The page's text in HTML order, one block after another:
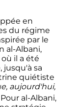
en
du régime
par le
al-Albani,
il a été
jusqu'à sa
quiétiste
aujourd'hui,
Pour al-Albani,